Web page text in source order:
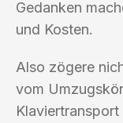
Gedanken
und Kosten.
Also zögere
vom